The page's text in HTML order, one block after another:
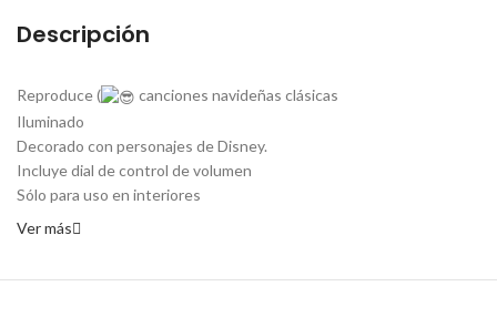
Descripción
Reproduce (
canciones navideñas clásicas
Iluminado
Decorado con personajes de Disney.
Incluye dial de control de volumen
Sólo para uso en interiores
Ver más